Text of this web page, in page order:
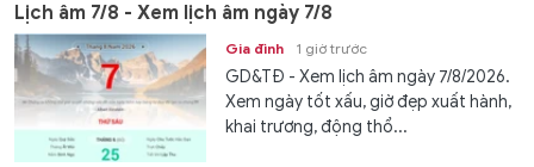
Lịch âm 7/8 - Xem lịch âm ngày 7/8
Gia đình 1 giờ trước
GD&TĐ - Xem lịch âm ngày 7/8/2026.
Xem ngày tốt xấu, giờ đẹp xuất hành,
khai trương, động thổ...